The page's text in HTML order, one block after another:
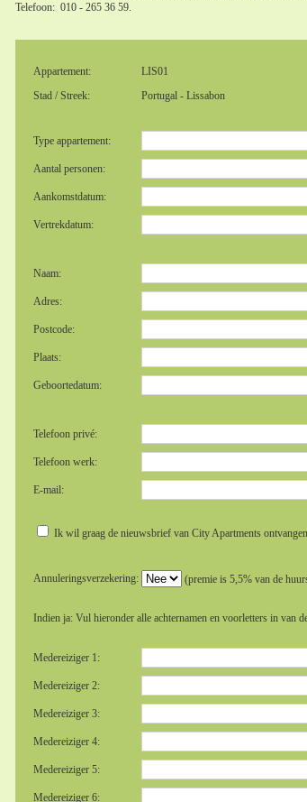
Telefoon: 010 - 265 36 59.
Appartement:
LIS01
Stad / Streek:
Portugal - Lissabon
Type appartement:
Aantal personen:
Aankomstdatum:
Vertrekdatum:
Naam:
Adres:
Postcode:
Plaats:
Geboortedatum:
Telefoon privé:
Telefoon werk:
E-mail:
Ik wil graag de nieuwsbrief van City Apartments ontvangen
Annuleringsverzekering: (premie is 5,5% van de
Indien ja: Vul hieronder alle achternamen en voorletters in van
Medereiziger 1:
Medereiziger 2:
Medereiziger 3:
Medereiziger 4:
Medereiziger 5:
Medereiziger 6: